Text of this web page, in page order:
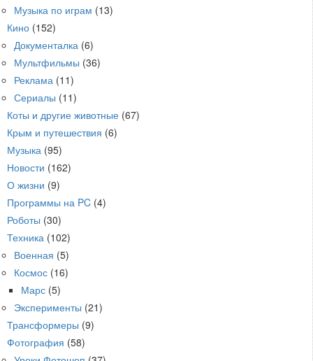
Музыка по играм (13)
Кино (152)
Документалка (6)
Мультфильмы (36)
Реклама (11)
Сериалы (11)
Коты и другие животные (67)
Крым и путешествия (6)
Музыка (95)
Новости (162)
О жизни (9)
Программы на PC (4)
Роботы (30)
Техника (102)
Военная (5)
Космос (16)
Марс (5)
Эксперименты (21)
Трансформеры (9)
Фотография (58)